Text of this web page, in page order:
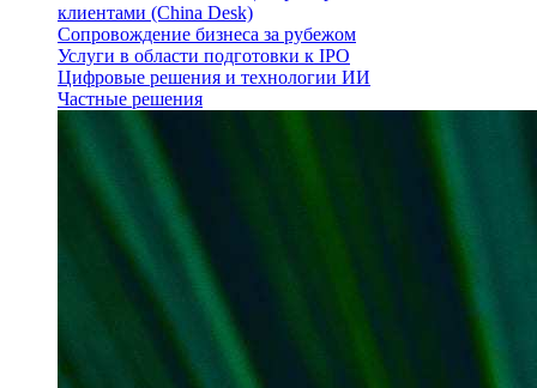
клиентами (China Desk)
Сопровождение бизнеса за рубежом
Услуги в области подготовки к IPO
Цифровые решения и технологии ИИ
Частные решения